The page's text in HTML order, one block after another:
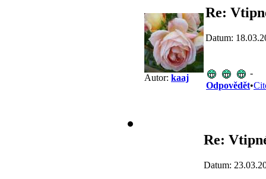
Autor: kaaj
Re:
Datum:
-
Odpovědět•
Re:
Datum: